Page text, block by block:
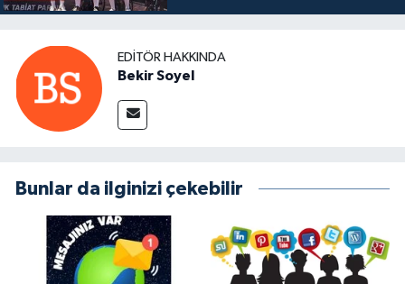
EDITÖR HAKKINDA
Bekir Soyel
Bunlar da ilginizi çekebilir